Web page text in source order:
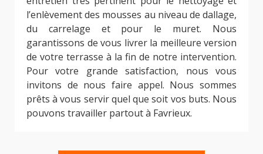
l’enlèvement des mousses au niveau de dallage,
du carrelage et pour le muret. Nous
garantissons de vous livrer la meilleure version
de votre terrasse à la fin de notre intervention.
Pour votre grande satisfaction, nous vous
invitons de nous faire appel. Nous sommes
prêts à vous servir quel que soit vos buts. Nous
pouvons travailler partout à Favrieux.